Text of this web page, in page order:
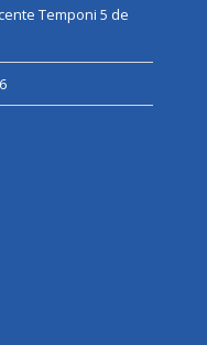
Temponi 5 de